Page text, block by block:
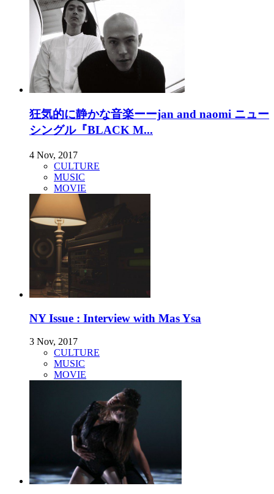
狂気的に静かな音楽ーーjan and naomi ニュー
シングル『BLACK M...
4 Nov, 2017
CULTURE
MUSIC
MOVIE
NY Issue : Interview with Mas Ysa
3 Nov, 2017
CULTURE
MUSIC
MOVIE